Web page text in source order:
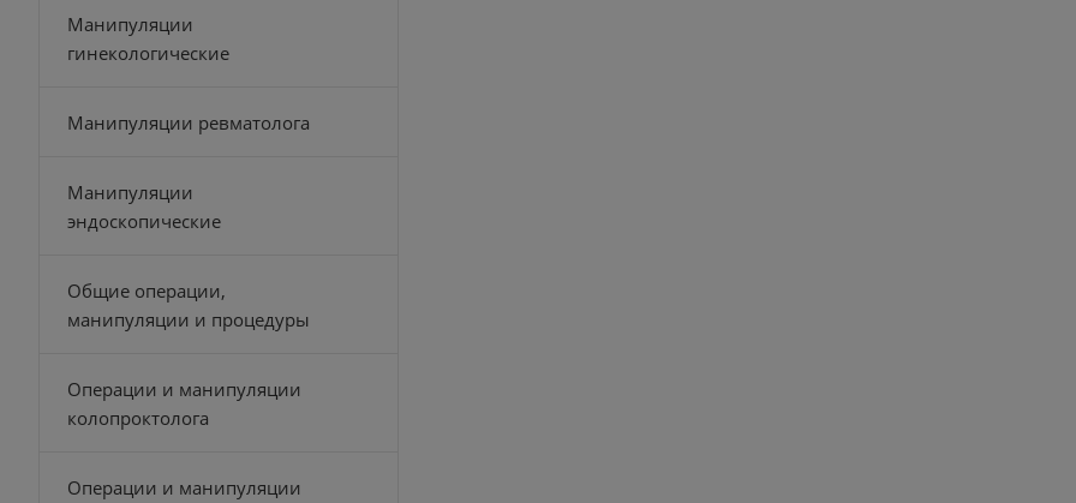
Манипуляции
гинекологические
Манипуляции ревматолога
Манипуляции
эндоскопические
Общие операции,
манипуляции и процедуры
Операции и манипуляции
колопроктолога
Операции и манипуляции